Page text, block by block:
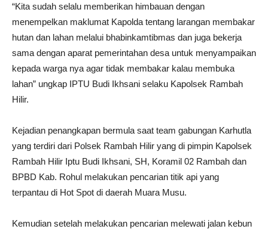
“Kita sudah selalu memberikan himbauan dengan
menempelkan maklumat Kapolda tentang larangan membakar
hutan dan lahan melalui bhabinkamtibmas dan juga bekerja
sama dengan aparat pemerintahan desa untuk menyampaikan
kepada warga nya agar tidak membakar kalau membuka
lahan” ungkap IPTU Budi Ikhsani selaku Kapolsek Rambah
Hilir.
Kejadian penangkapan bermula saat team gabungan Karhutla
yang terdiri dari Polsek Rambah Hilir yang di pimpin Kapolsek
Rambah Hilir Iptu Budi Ikhsani, SH, Koramil 02 Rambah dan
BPBD Kab. Rohul melakukan pencarian titik api yang
terpantau di Hot Spot di daerah Muara Musu.
Kemudian setelah melakukan pencarian melewati jalan kebun